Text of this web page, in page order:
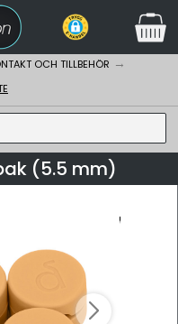
OCH TILLBEHÖR
(5.5 mm)